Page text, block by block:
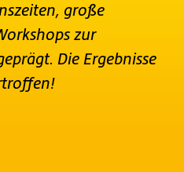
große
zur
Die Ergebnisse